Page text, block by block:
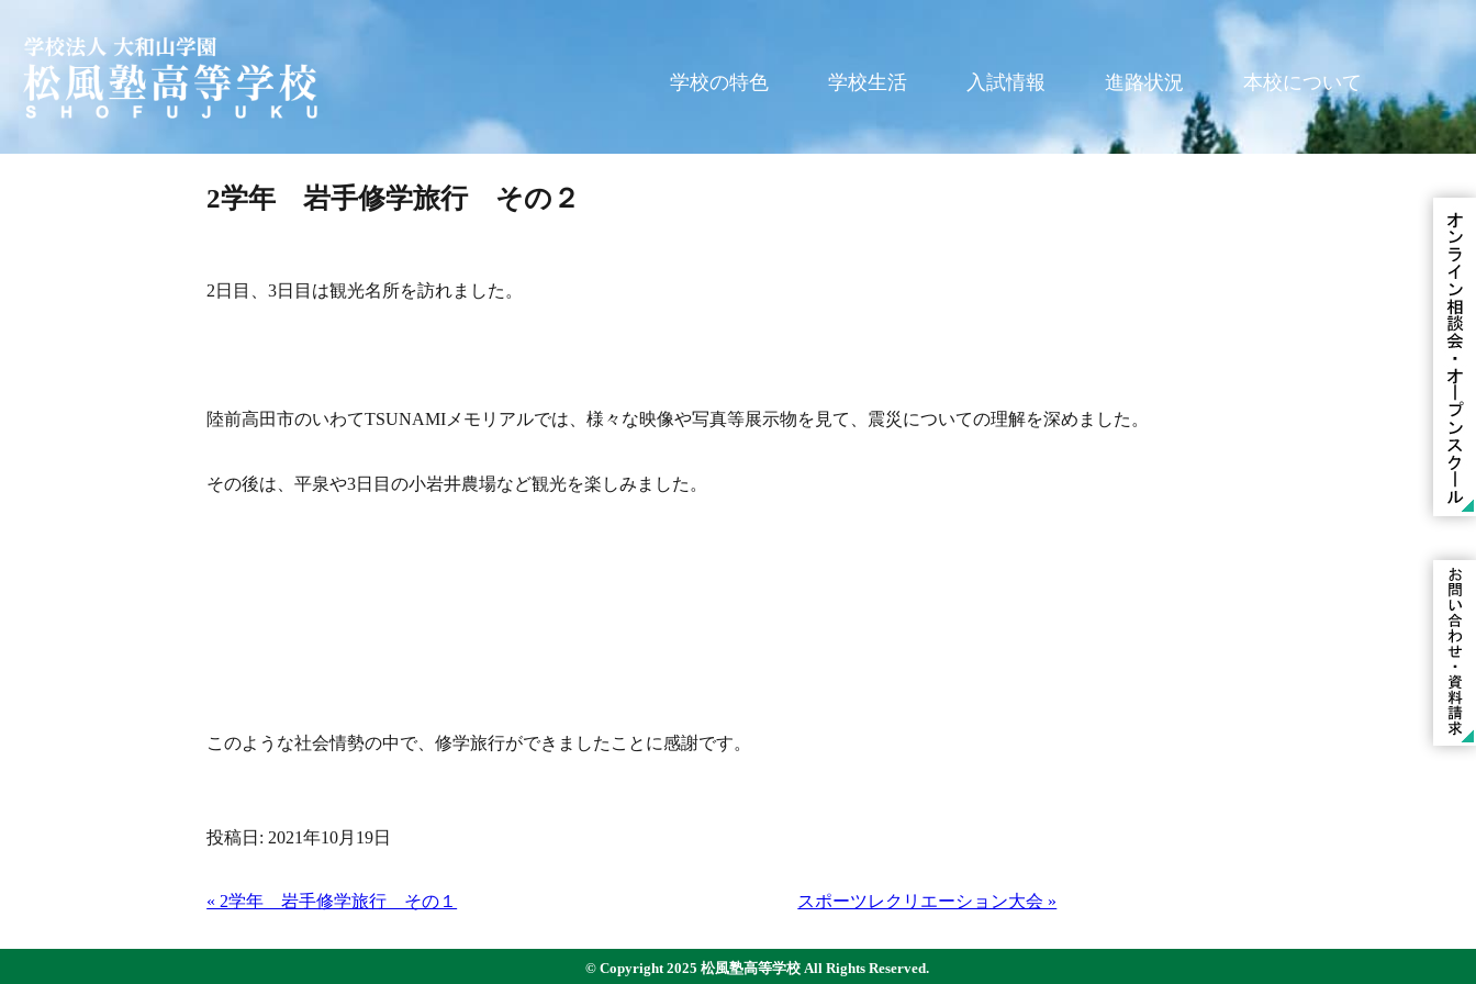
学校法人 大和山学園 松風塾高等学校
学校の特色 学校生活 入試情報 進路状況 本校について
2学年 岩手修学旅行 その２
2日目、3日目は観光名所を訪れました。
陸前高田市のいわてTSUNAMIメモリアルでは、様々な映像や写真等展示物を見て、震災についての理解を深めました。
その後は、平泉や3日目の小岩井農場など観光を楽しみました。
このような社会情勢の中で、修学旅行ができましたことに感謝です。
投稿日: 2021年10月19日
« 2学年 岩手修学旅行 その１ スポーツレクリエーション大会 »
© Copyright 2025 松風塾高等学校 All Rights Reserved.